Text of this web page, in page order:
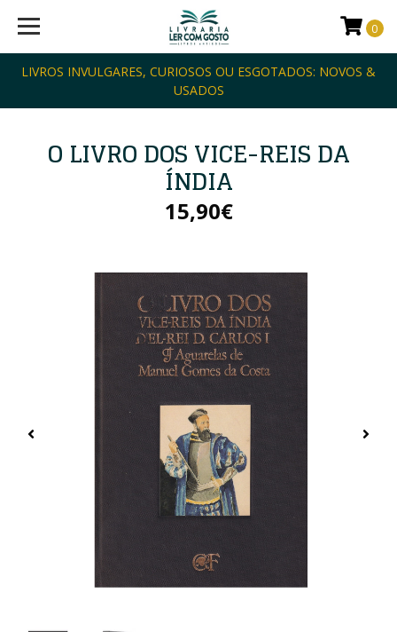
LIVROS INVULGARES, CURIOSOS OU ESGOTADOS: NOVOS &
USADOS
0
O LIVRO DOS VICE-REIS DA
ÍNDIA
15,90€